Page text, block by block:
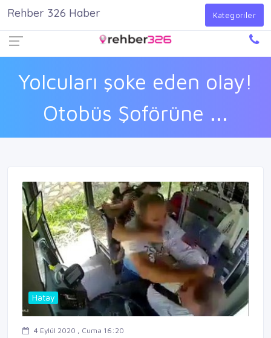
Giriş Yap
Yolcuları şoke eden olay!
Otobüs Şoförüne ...
Rehber 326 Haber Kategoriler
Hatay
4 Eylül 2020 , Cuma 16:20